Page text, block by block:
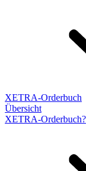
XETRA-Orderbuch
Übersicht
XETRA-Orderbuch?